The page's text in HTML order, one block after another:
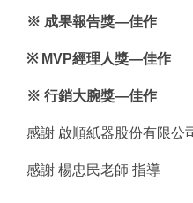
※ 成果報告獎—佳作
※ MVP經理人獎—佳作
※ 行銷大腕獎—佳作
感謝 啟順紙器股份有限公
感謝 楊忠民老師 指導